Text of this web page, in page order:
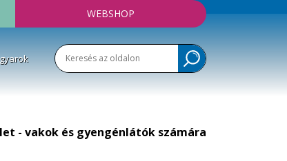
WEBSHOP
- vakok és gyengénlátók számára